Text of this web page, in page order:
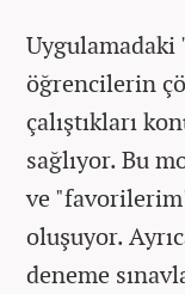
öğrencilerin
çalıştıkları
sağlıyor. Bu
ve
oluşuyor.
deneme